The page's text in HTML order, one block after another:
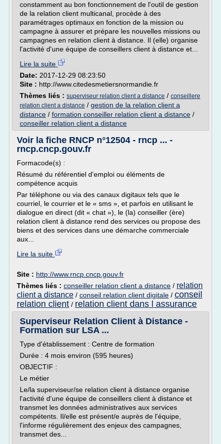
constamment au bon fonctionnement de l'outil de gestion
de la relation client multicanal, procède à des
paramétrages optimaux en fonction de la mission ou
campagne à assurer et prépare les nouvelles missions ou
campagnes en relation client à distance. Il (elle) organise
l'activité d'une équipe de conseillers client à distance et...
Lire la suite
Date: 2017-12-29 08:23:50
Site : http://www.citedesmetiersnormandie.fr
Thèmes liés : superviseur relation client a distance / conseillere
relation client a distance / gestion de la relation client a
distance / formation conseiller relation client a distance /
conseiller relation client a distance
Voir la fiche RNCP n°12504 - rncp ... -
rncp.cncp.gouv.fr
Formacode(s) :
Résumé du référentiel d'emploi ou éléments de
compétence acquis
Par téléphone ou via des canaux digitaux tels que le
courriel, le courrier et le « sms », et parfois en utilisant le
dialogue en direct (dit « chat »), le (la) conseiller (ère)
relation client à distance rend des services ou propose des
biens et des services dans une démarche commerciale
aux...
Lire la suite
Site : http://www.rncp.cncp.gouv.fr
Thèmes liés : conseiller relation client a distance / relation
client a distance / conseil relation client digitale / conseil
relation client / relation client dans l assurance
Superviseur Relation Client à Distance -
Formation sur LSA ...
Type d'établissement : Centre de formation
Durée : 4 mois environ (595 heures)
OBJECTIF :
Le métier
Le/la superviseur/se relation client à distance organise
l'activité d'une équipe de conseillers client à distance et
transmet les données administratives aux services
compétents. Il/elle est présent/e auprès de l'équipe,
l'informe régulièrement des enjeux des campagnes,
transmet des...